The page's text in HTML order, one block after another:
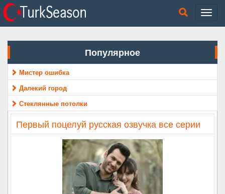
Популярное
Мистер ошибка
Далекий город
Стеклянные потолки
Первый поцелуй русская озвучка все серии